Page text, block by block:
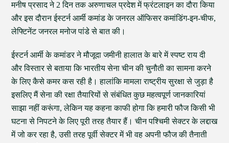
मनीष प्रसाद ने 2 दिन तक अरुणाचल प्रदेश में फ्रंटलाइन का दौरा किया
और इस दौरान ईस्टर्न आर्मी कमांड के जनरल ऑफिसर कमांडिंग-इन-चीफ,
लेफ्टिनेंट जनरल मनोज पांडे से बात की।
ईस्टर्न आर्मी के कमांडर ने मौजूदा जमीनी हालात के बारे में स्पष्ट राय दी
और विस्तार से बताया कि भारतीय सेना चीन की चुनौती का सामना करने
के लिए कैसे कमर कस रही है। हालांकि मामला राष्ट्रीय सुरक्षा से जुड़ा है
इसलिए मैं सेना की रक्षा तैयारियों से संबंधित कुछ महत्वपूर्ण जानकारियां
साझा नहीं करूंगा, लेकिन यह कहना काफी होगा कि हमारी फौज किसी भी
घटना से निपटने के लिए पूरी तरह तैयार हैं। चीन पश्चिमी सेक्टर के लद्दाख
में जो कर रहा है, उसी तरह पूर्वी सेक्टर में भी वह अपनी फौज की तैनाती